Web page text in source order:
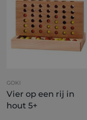
GOKI
Vier op een rij in
hout 5+